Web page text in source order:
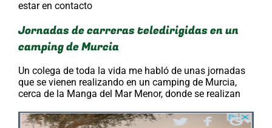
estar en contacto
Jornadas de carreras teledirigidas en un
camping de Murcia
Un colega de toda la vida me habló de unas jornadas
que se vienen realizando en un camping de Murcia,
cerca de la Manga del Mar Menor, donde se realizan